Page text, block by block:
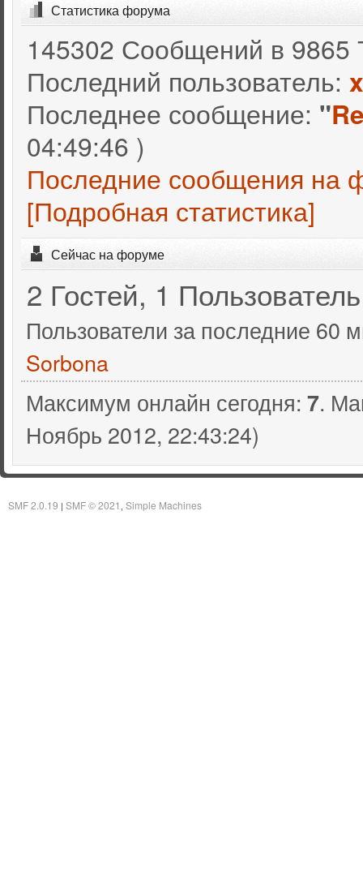
Статистика форума
145302 Сообщений в 9865
Последний пользователь:
Последнее сообщение: "
04:49:46 )
Последние сообщения на
[Подробная статистика]
Сейчас на форуме
2 Гостей, 1 Пользователь
Пользователи за последние 60
Sorbona
Максимум онлайн сегодня: 7.
Ноябрь 2012, 22:43:24)
SMF 2.0.19 | SMF © 2021 Simple Machines